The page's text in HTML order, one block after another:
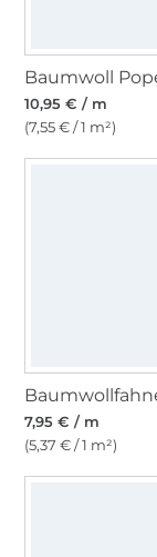
10,95 € / m
(7,55 € / 1 m²)
7,95 € / m
(5,37 € / 1 m²)